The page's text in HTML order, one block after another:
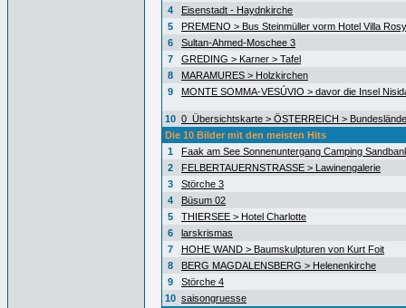
4
Eisenstadt - Haydnkirche
5
PREMENO > Bus Steinmüller vorm Hotel Villa Rosy
6
Sultan-Ahmed-Moschee 3
7
GREDING > Karner > Tafel
8
MARAMURES > Holzkirchen
9
MONTE SOMMA-VESÚVIO > davor die Insel
10 0_Übersichtskarte > ÖSTERREICH >
Die 10 Bilder mit den meisten Hits
1
Faak am See Sonnenuntergang Camping
2
FELBERTAUERNSTRASSE > Lawinengalerie
3
Störche 3
4
Büsum 02
5
THIERSEE > Hotel Charlotte
6
larskrismas
7
HOHE WAND > Baumskulpturen von Kurt Foit
8
BERG MAGDALENSBERG > Helenenkirche
9
Störche 4
10 saisongruesse